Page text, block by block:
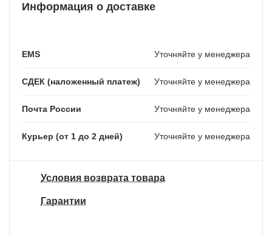
Информация о доставке
EMS Уточняйте у менеджера
СДЕК (наложенный платеж) Уточняйте у менеджера
Почта России Уточняйте у менеджера
Курьер (от 1 до 2 дней) Уточняйте у менеджера
Условия возврата товара
Гарантии